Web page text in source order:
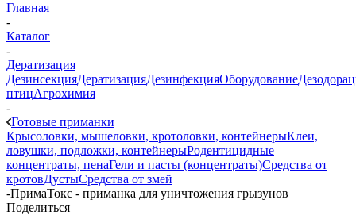
Главная
-
Каталог
-
Дератизация
ДезинсекцияДератизацияДезинфекцияОборудование
птицАгрохимия
-
Готовые приманки
Крысоловки, мышеловки, кротоловки, контейнерыКлеи,
ловушки, подложки, контейнерыРодентицидные
концентраты, пенаГели и пасты (концентраты)Средства от
кротовДустыСредства от змей
-ПримаТокс - приманка для уничтожения грызунов
Поделиться